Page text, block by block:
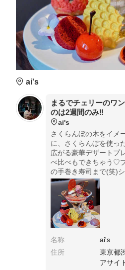
ai's
まるでチェリーのワ
のは2週間のみ‼️
ai's
さくらんぼの木をイメ
に、さくらんぼを使っ
広がる豪華デザートプ
べ比べもできちゃう♡
の手巻き寿司まで(笑)
くらんぼの産地に思い
には堪らない魅惑のワ
名称
ai's
住所
東京都
アサイ